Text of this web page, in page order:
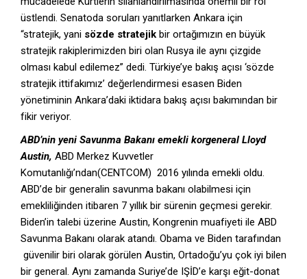
üstlendi. Senatoda soruları yanıtlarken Ankara için
“stratejik, yani sözde stratejik bir ortağımızın en büyük
stratejik rakiplerimizden biri olan Rusya ile aynı çizgide
olması kabul edilemez” dedi. Türkiye’ye bakış açısı ‘sözde
stratejik ittifakımız’ değerlendirmesi esasen Biden
yönetiminin Ankara’daki iktidara bakış açısı bakımından bir
fikir veriyor.
ABD’nin yeni Savunma Bakanı emekli korgeneral Lloyd
Austin, ABD Merkez Kuvvetler
Komutanlığı’ndan(CENTCOM) 2016 yılında emekli oldu.
ABD’de bir generalin savunma bakanı olabilmesi için
emekliliğinden itibaren 7 yıllık bir sürenin geçmesi gerekir.
Biden’in talebi üzerine Austin, Kongrenin muafiyeti ile ABD
Savunma Bakanı olarak atandı. Obama ve Biden tarafından
güvenilir biri olarak görülen Austin, Ortadoğu’yu çok iyi bilen
bir general. Aynı zamanda Suriye’de IŞİD’e karşı eğit-donat